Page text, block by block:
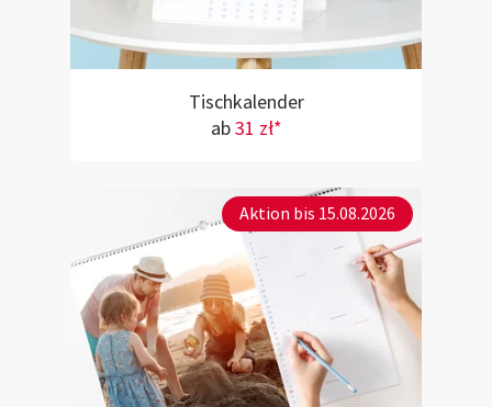
Tischkalender
ab31 zł*
Aktion bis 15.08.2026